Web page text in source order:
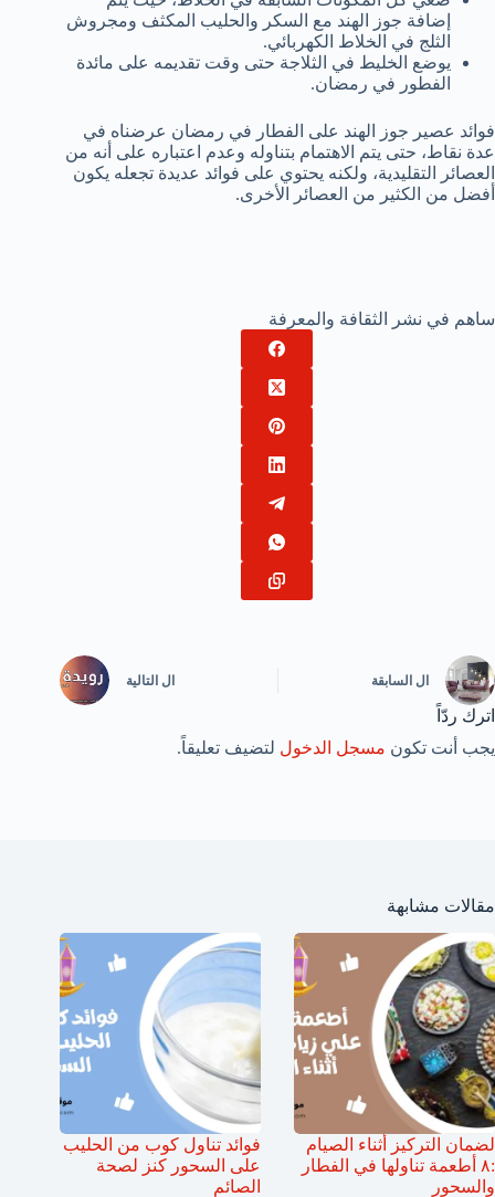
إضافة جوز الهند مع السكر والحليب المكثف ومجروش
الثلج في الخلاط الكهربائي.
يوضع الخليط في الثلاجة حتى وقت تقديمه على مائدة
الفطور في رمضان.
فوائد عصير جوز الهند على الفطار في رمضان عرضناه في
عدة نقاط، حتى يتم الاهتمام بتناوله وعدم اعتباره على أنه من
العصائر التقليدية، ولكنه يحتوي على فوائد عديدة تجعله يكون
أفضل من الكثير من العصائر الأخرى.
ساهم في نشر الثقافة والمعرفة
ال السابقة ال التالية
اترك ردّاً
يجب أنت تكون مسجل الدخول لتضيف تعليقاً.
مقالات مشابهة
لضمان التركيز أثناء الصيام
:٨ أطعمة تناولها في الفطار
والسحور
فوائد تناول كوب من الحليب
على السحور كنز لصحة
الصائم